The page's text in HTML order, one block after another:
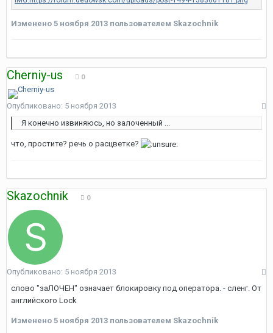
Изменено 5 ноября 2013 пользователем Skazochnik
Cherniy-us 0
Опубликовано: 5 ноября 2013
Я конечно извиняюсь, но залоченный ...
что, простите? речь о расцветке?
Skazochnik 0
Опубликовано: 5 ноября 2013
слово "заЛОЧЕН" означает блокировку под оператора. - сленг. От
английского Lock
Изменено 5 ноября 2013 пользователем Skazochnik